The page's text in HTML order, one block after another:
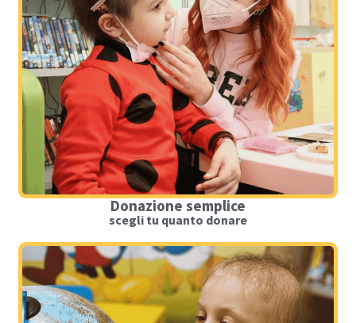
Donazione semplice
scegli tu quanto donare